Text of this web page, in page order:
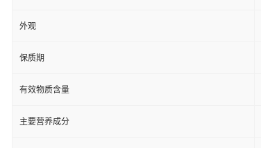
外观
保质期
有效物质含量
主要营养成分